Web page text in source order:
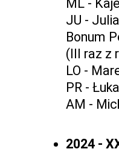
ML -
JU -
Bonum
(III raz z
LO -
PR -
AM -
2024 -